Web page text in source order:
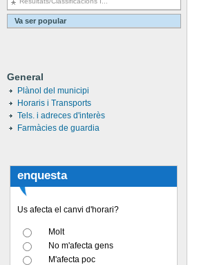
Va ser popular
General
Plànol del municipi
Horaris i Transports
Tels. i adreces d'interès
Farmàcies de guardia
enquesta
Us afecta el canvi d'horari?
Molt
No m'afecta gens
M'afecta poc